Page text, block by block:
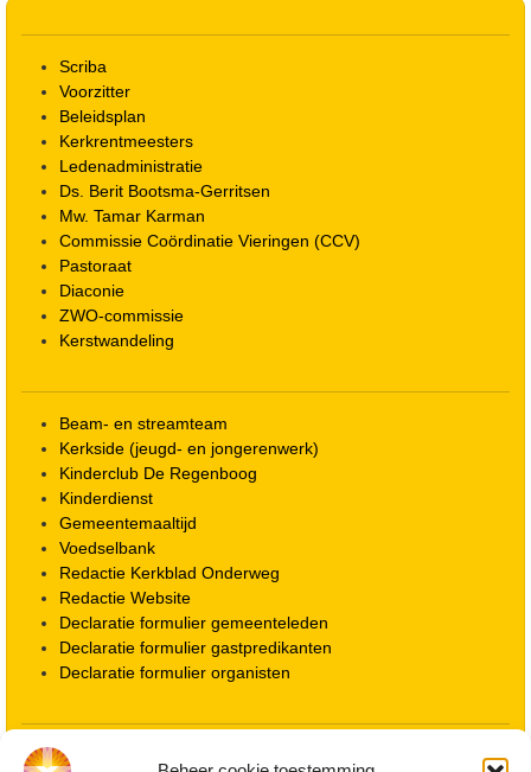
Scriba
Voorzitter
Beleidsplan
Kerkrentmeesters
Ledenadministratie
Ds. Berit Bootsma-Gerritsen
Mw. Tamar Karman
Commissie Coördinatie Vieringen (CCV)
Pastoraat
Diaconie
ZWO-commissie
Kerstwandeling
Beam- en streamteam
Kerkside (jeugd- en jongerenwerk)
Kinderclub De Regenboog
Kinderdienst
Gemeentemaaltijd
Voedselbank
Redactie Kerkblad Onderweg
Redactie Website
Declaratie formulier gemeenteleden
Declaratie formulier gastpredikanten
Declaratie formulier organisten
Locatie kerk